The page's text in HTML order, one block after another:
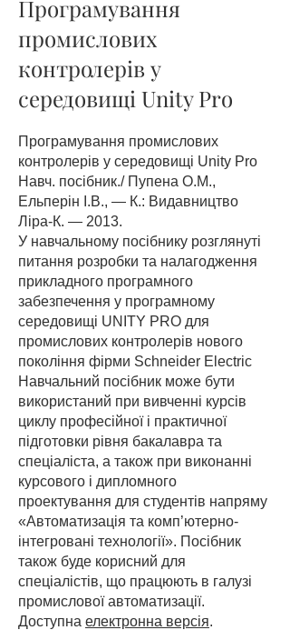
Програмування
промислових
контролерів у
середовищі Unity Pro
Програмування промислових
контролерів у середовищі Unity Pro
Навч. посібник./ Пупена О.М.,
Ельперін І.В., — К.: Видавництво
Ліра-К. — 2013.
У навчальному посібнику розглянуті
питання розробки та налагодження
прикладного програмного
забезпечення у програмному
середовищі UNITY PRO для
промислових контролерів нового
покоління фірми Schneider Electric
Навчальний посібник може бути
використаний при вивченні курсів
циклу професійної і практичної
підготовки рівня бакалавра та
спеціаліста, а також при виконанні
курсового і дипломного
проектування для студентів напряму
«Автоматизація та комп’ютерно-
інтегровані технології». Посібник
також буде корисний для
спеціалістів, що працюють в галузі
промислової автоматизації.
Доступна електронна версія.